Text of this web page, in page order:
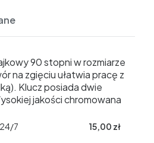
90 stopni w rozmiarze
na zgięciu ułatwia pracę z
Klucz posiada dwie
jakości chromowana
7 15,00 zł